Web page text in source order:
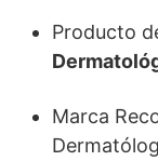
Producto
Marca